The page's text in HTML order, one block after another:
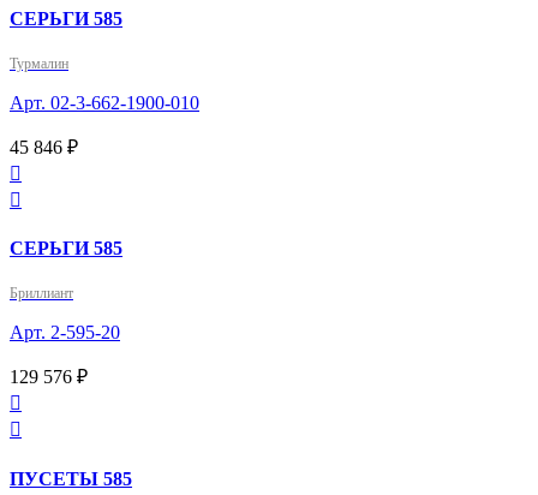
СЕРЬГИ 585
Турмалин
Арт. 02-3-662-1900-010
45 846 ₽


СЕРЬГИ 585
Бриллиант
Арт. 2-595-20
129 576 ₽


ПУСЕТЫ 585